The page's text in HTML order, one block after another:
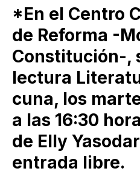
*En el Centro
de Reforma -
Constitución-,
lectura
cuna, los
a las 16:30
de Elly
entrada libre.